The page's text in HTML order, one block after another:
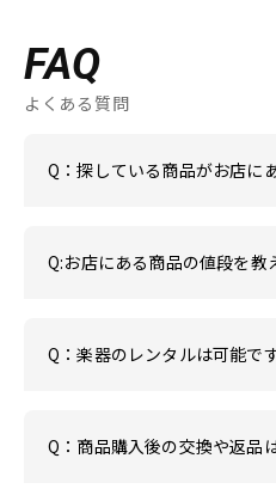
FAQ
よくある質問
Q：探している商品がお店に
Q:お店にある商品の値段を教
Q：楽器のレンタルは可能で
Q：商品購入後の交換や返品